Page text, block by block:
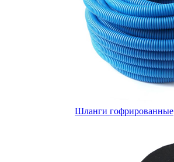
Шланги гофрированные